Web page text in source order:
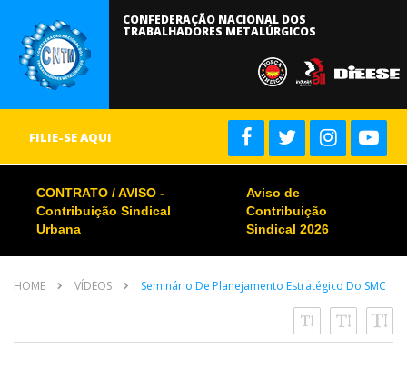
CONFEDERAÇÃO NACIONAL DOS
TRABALHADORES METALÚRGICOS
FILIE-SE AQUI
CONTRATO / AVISO -
Contribuição Sindical
Urbana
Aviso de
Contribuição
Sindical 2026
HOME VÍDEOS Seminário De Planejamento Estratégico Do SMC